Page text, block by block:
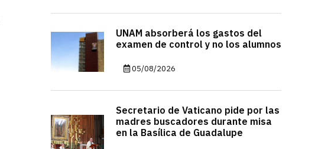
UNAM absorberá los gastos del
examen de control y no los alumnos
05/08/2026
Secretario de Vaticano pide por las
madres buscadores durante misa
en la Basílica de Guadalupe